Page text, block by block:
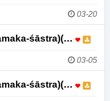
03-20
śāstra)(…
03-05
śāstra)(…